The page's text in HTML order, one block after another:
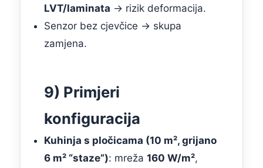
LVT/laminata → rizik deformacija.
Senzor bez cjevčice → skupa
zamjena.
9) Primjeri
konfiguracija
Kuhinja s pločicama (10 m², grijano
6 m² “staze”): mreža 160 W/m²,